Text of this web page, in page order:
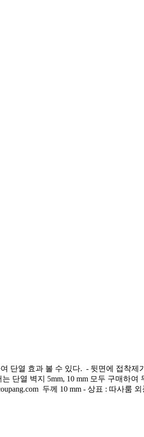
단열 효과 볼 수 있다. - 뒷면에 접착
는 단열 벽지 5mm, 10 mm 모두 구매
두께 10 mm - 상표 : 따사룸